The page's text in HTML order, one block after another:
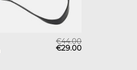
€44.00
€29.00